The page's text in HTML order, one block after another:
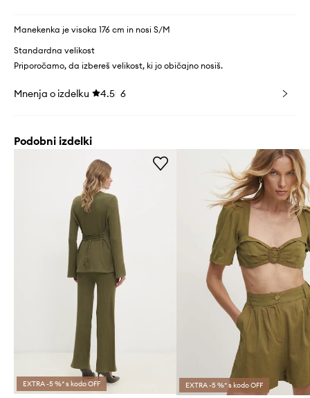
Manekenka je visoka 176 cm in nosi S/M
Standardna velikost
Priporočamo, da izbereš velikost, ki jo običajno nosiš.
Mnenja o izdelku 4.5 6
Podobni izdelki
EXTRA -5 %* s kodo OFF EXTRA -5 %* s kodo OFF